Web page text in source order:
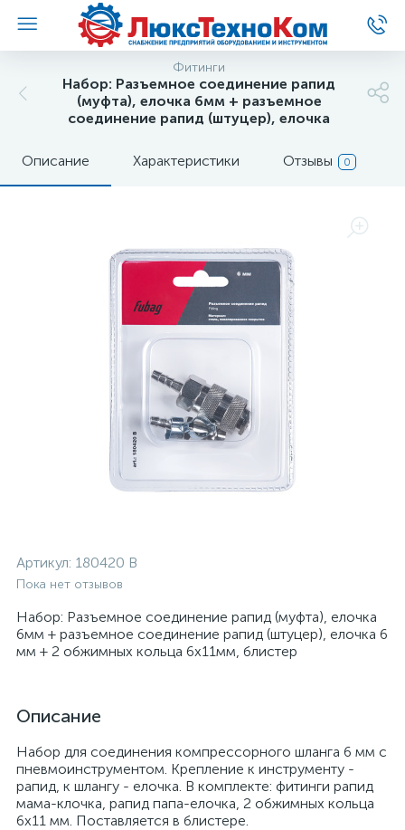
Фитинги
Набор: Разъемное соединение рапид
(муфта), елочка 6мм + разъемное
соединение рапид (штуцер), елочка
Описание Характеристики Отзывы 0
Артикул: 180420 В
Пока нет отзывов
Набор: Разъемное соединение рапид (муфта), елочка
6мм + разъемное соединение рапид (штуцер), елочка 6
мм + 2 обжимных кольца 6x11мм, блистер
Описание
Набор для соединения компрессорного шланга 6 мм с
пневмоинструментом. Крепление к инструменту -
рапид, к шлангу - елочка. В комплекте: фитинги рапид
мама-клочка, рапид папа-елочка, 2 обжимных кольца
6x11 мм. Поставляется в блистере.